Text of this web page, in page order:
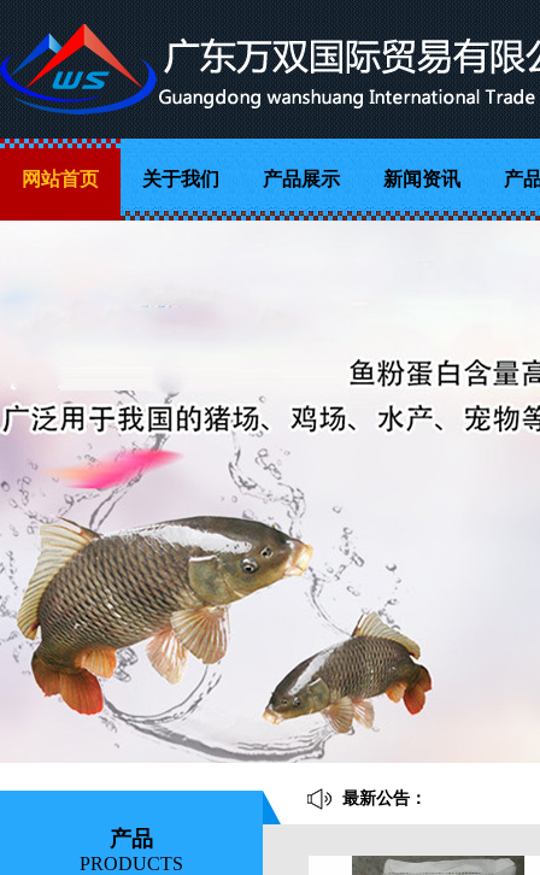
网站首页 关于我们 产品展示 新闻资讯 产
产品
PRODUCTS
最新公告：